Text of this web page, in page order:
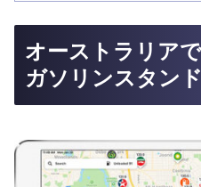
オーストラリア
ガソリンスタン